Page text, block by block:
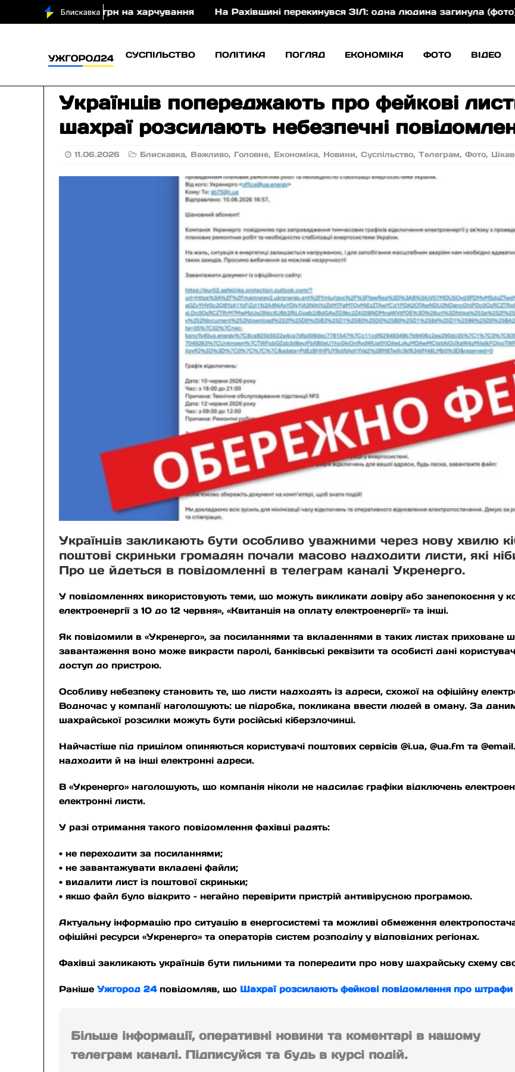
400 млн грн на харчування На Рахівщині перекинувся ЗІЛ: одна людина загинула (фото) На
СУСПІЛЬСТВО ПОЛІТИКА ПОГЛЯД ЕКОНОМІКА ФОТО ВІДЕО
Українців попереджають про фейкові
шахраї розсилають небезпечні
11.06.2026 Блискавка, Важливо, Головне, Економіка, Новини,Суспільство,Телеграм,Фото,
Українців закликають бути особливо уважними через нову хвилю
поштові скриньки громадян почали масово надходити листи, які
Про це йдеться в повідомленні в телеграм каналі Укренерго.
У повідомленнях використовують теми, що можуть викликати довіру або занепокоєння у
електроенергії з 10 до 12 червня», «Квитанція на оплату електроенергії» та інші.
Як повідомили в «Укренерго», за посиланнями та вкладеннями в таких листах приховане
завантаження воно може викрасти паролі, банківські реквізити та особисті дані
доступ до пристрою.
Особливу небезпеку становить те, що листи надходять із адреси, схожої на офіційну
Водночас у компанії наголошують: це підробка, покликана ввести людей в оману. За
шахрайської розсилки можуть бути російські кіберзлочинці.
Найчастіше під прицілом опиняються користувачі поштових сервісів @i.ua, @ua.fm та
надходити й на інші електронні адреси.
В «Укренерго» наголошують, що компанія ніколи не надсилає графіки відключень
електронні листи.
У разі отримання такого повідомлення фахівці радять:
• не переходити за посиланнями;
• не завантажувати вкладені файли;
• видалити лист із поштової скриньки;
• якщо файл було відкрито – негайно перевірити пристрій антивірусною програмою.
Актуальну інформацію про ситуацію в енергосистемі та можливі обмеження
офіційні ресурси «Укренерго» та операторів систем розподілу у відповідних регіонах.
Фахівці закликають українців бути пильними та попередити про нову шахрайську схему
РанішеУжгород 24повідомляв, що Шахраї розсилають фейкові повідомлення про штрафи
Більше інформації, оперативні новини та коментарі в нашому
телеграм каналі. Підписуйся та будь в курсі подій.